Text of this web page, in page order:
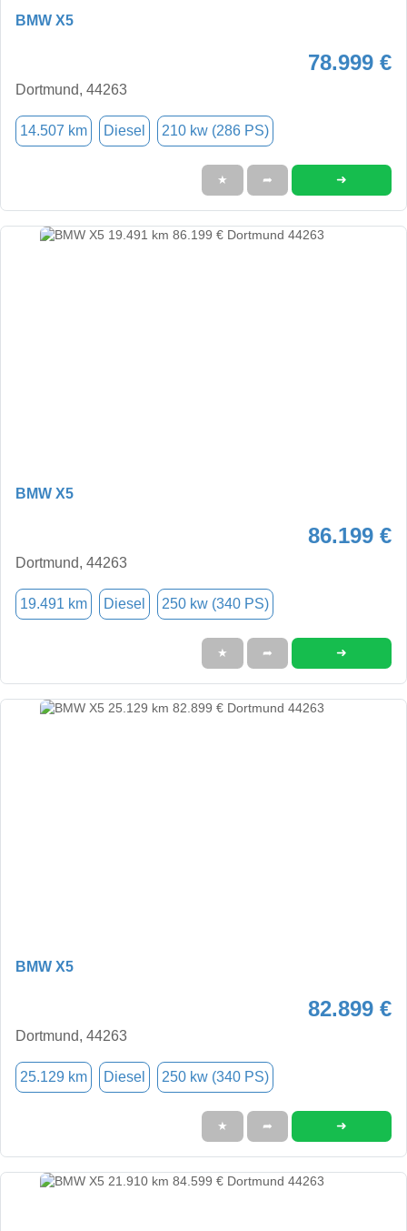
BMW X5
78.999 €
Dortmund, 44263
14.507 km Diesel 210 kw (286 PS)
★ ➦ ➜
BMW X5
86.199 €
Dortmund, 44263
19.491 km Diesel 250 kw (340 PS)
★ ➦ ➜
BMW X5
82.899 €
Dortmund, 44263
25.129 km Diesel 250 kw (340 PS)
★ ➦ ➜